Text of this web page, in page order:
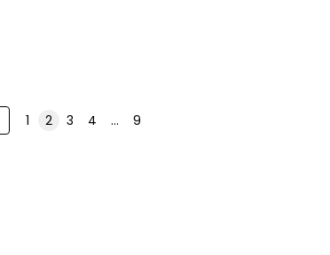
1 2 3 4 …
9